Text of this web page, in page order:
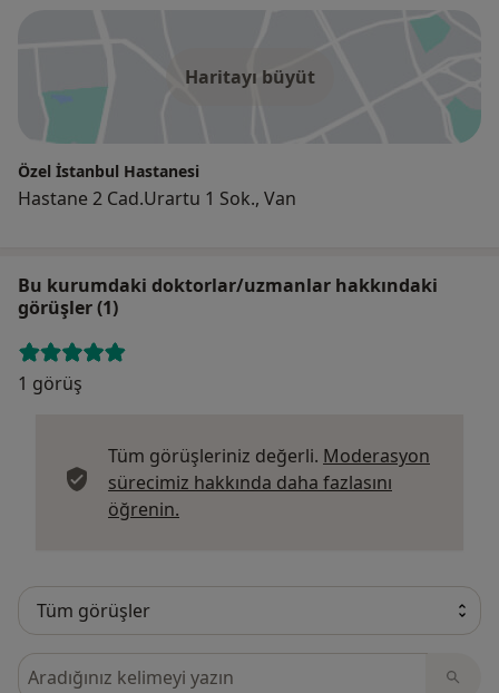
Haritayı büyüt
Özel İstanbul Hastanesi
Hastane 2 Cad.Urartu 1 Sok., Van
Bu kurumdaki doktorlar/uzmanlar hakkındaki
görüşler (1)
1 görüş
Tüm görüşleriniz değerli. Moderasyon
sürecimiz hakkında daha fazlasını
öğrenin.
Görüşler içerisinde ara